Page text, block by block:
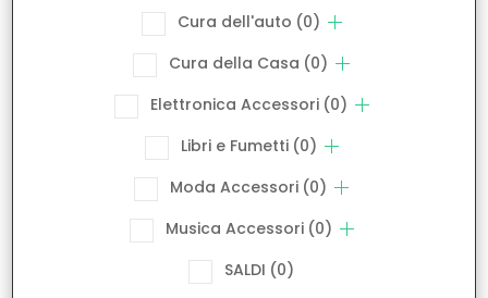
Cura dell'auto (0)
Cura della Casa (0)
Elettronica Accessori (0)
Libri e Fumetti (0)
Moda Accessori (0)
Musica Accessori (0)
SALDI (0)